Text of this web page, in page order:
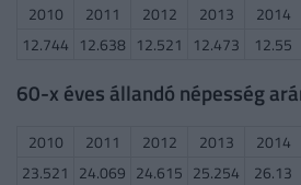
2010 2011 2012 2013 2014
12.744 12.638 12.521 12.473 12.55
60-x éves állandó népesség
2010 2011 2012 2013 2014
23.521 24.069 24.615 25.254 26.13